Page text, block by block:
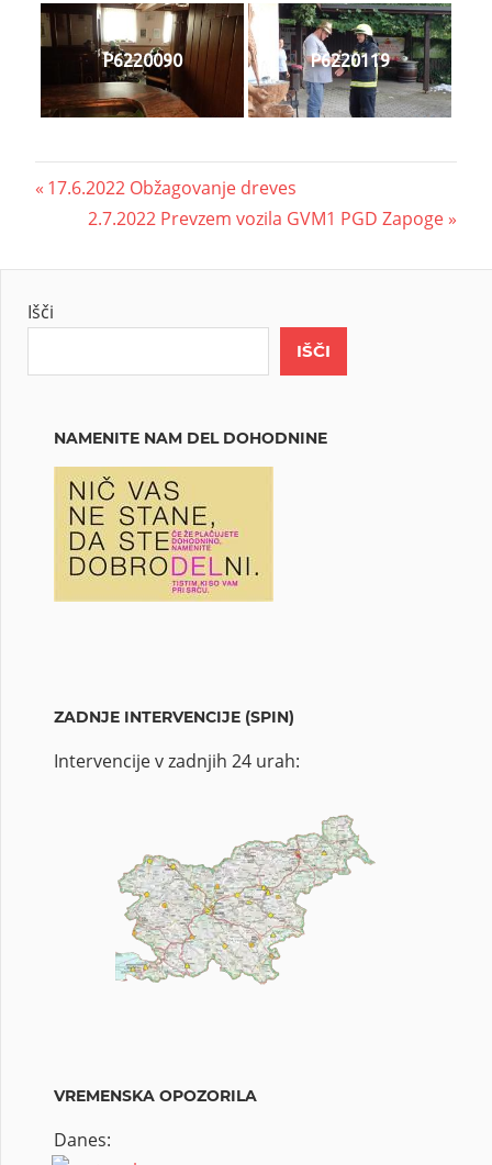
P6220090 P6220119
17.6.2022 Obžagovanje dreves
2.7.2022 Prevzem vozila GVM1 PGD Zapoge
Išči
IŠČI
NAMENITE NAM DEL DOHODNINE
ZADNJE INTERVENCIJE (SPIN)
Intervencije v zadnjih 24 urah:
VREMENSKA OPOZORILA
Danes: